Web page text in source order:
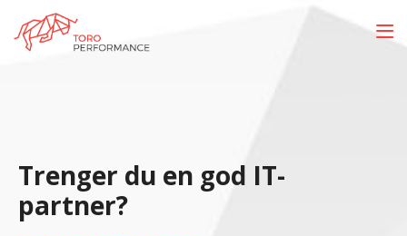
Trenger du en god IT-
partner?